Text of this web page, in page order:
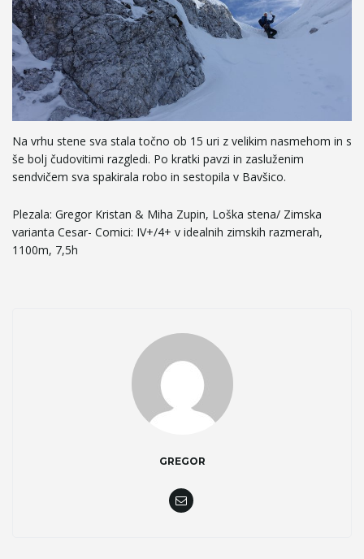
Na vrhu stene sva stala točno ob 15 uri z velikim nasmehom in s
še bolj čudovitimi razgledi. Po kratki pavzi in zasluženim
sendvičem sva spakirala robo in sestopila v Bavšico.
Plezala: Gregor Kristan & Miha Zupin, Loška stena/ Zimska
varianta Cesar- Comici: IV+/4+ v idealnih zimskih razmerah,
1100m, 7,5h
GREGOR